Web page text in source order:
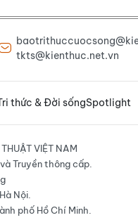
tkts@kienthuc.net.vn
thức & Đời sốngSpotlight
VIỆT NAM
Truyền thông cấp.
Nội.
phố Hồ Chí Minh.